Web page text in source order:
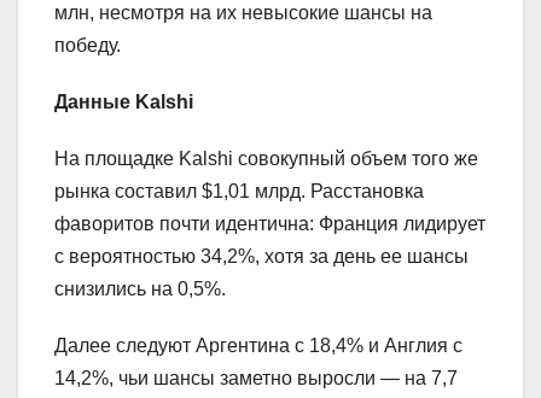
млн, несмотря на их невысокие шансы на
победу.
Данные Kalshi
На площадке Kalshi совокупный объем того же
рынка составил $1,01 млрд. Расстановка
фаворитов почти идентична: Франция лидирует
с вероятностью 34,2%, хотя за день ее шансы
снизились на 0,5%.
Далее следуют Аргентина с 18,4% и Англия с
14,2%, чьи шансы заметно выросли — на 7,7